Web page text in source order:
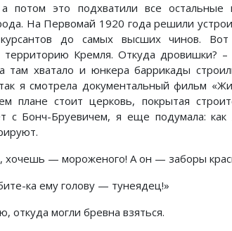
потом это подхватили все
На Первомай 1920 года решили
до самых высших чинов. Вот
территорию Кремля. Откуда дровишки?
там хватало и юнкера баррикады
я смотрела документальный фильм
плане стоит церковь, покрытая
с Бонч-Бруевичем, я еще подумала:
хочешь — мороженого! А он — заборы
ка ему голову — тунеядец!»
откуда могли бревна взяться.